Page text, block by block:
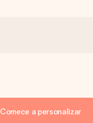
Comece a personalizar